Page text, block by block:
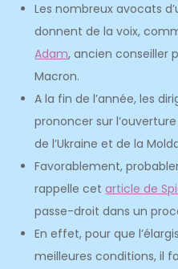
Les nombreux avocats
donnent de la voix,
Adam, ancien conseiller
Macron.
A la fin de l’année, les
prononcer sur
de l’Ukraine et de la
Favorablement,
rappelle cetarticle de
passe-droit dans un
En effet, pour que
meilleures conditions, il